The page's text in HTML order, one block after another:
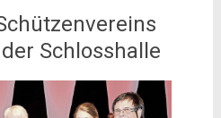
Schlosshalle